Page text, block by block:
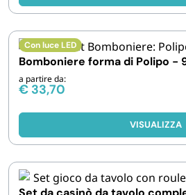
Con luce LED
Bomboniere forma di Polipo -
a partire da:
€ 33,70
VISUALIZZA